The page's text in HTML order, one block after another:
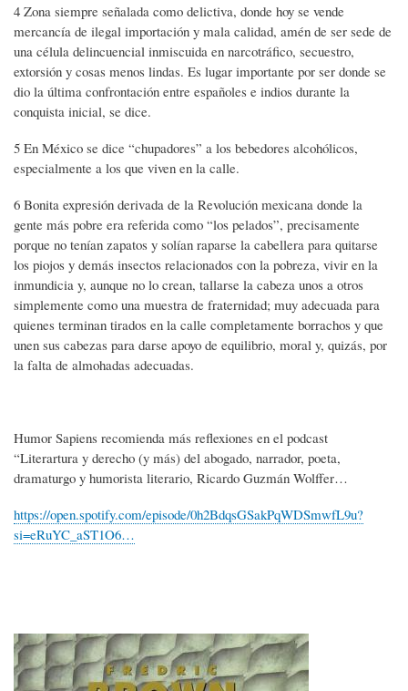
4 Zona siempre señalada como delictiva, donde hoy se vende
mercancía de ilegal importación y mala calidad, amén de ser sede de
una célula delincuencial inmiscuida en narcotráfico, secuestro,
extorsión y cosas menos lindas. Es lugar importante por ser donde se
dio la última confrontación entre españoles e indios durante la
conquista inicial, se dice.
5 En México se dice “chupadores” a los bebedores alcohólicos,
especialmente a los que viven en la calle.
6 Bonita expresión derivada de la Revolución mexicana donde la
gente más pobre era referida como “los pelados”, precisamente
porque no tenían zapatos y solían raparse la cabellera para quitarse
los piojos y demás insectos relacionados con la pobreza, vivir en la
inmundicia y, aunque no lo crean, tallarse la cabeza unos a otros
simplemente como una muestra de fraternidad; muy adecuada para
quienes terminan tirados en la calle completamente borrachos y que
unen sus cabezas para darse apoyo de equilibrio, moral y, quizás, por
la falta de almohadas adecuadas.
Humor Sapiens recomienda más reflexiones en el podcast
“Literartura y derecho (y más) del abogado, narrador, poeta,
dramaturgo y humorista literario, Ricardo Guzmán Wolffer…
https://open.spotify.com/episode/0h2BdqsGSakPqWDSmwfL9u?
si=eRuYC_aST1O6…
Imagen